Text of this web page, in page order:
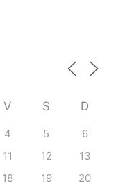
V S D
4 5
6
11 12
13
18 19
20